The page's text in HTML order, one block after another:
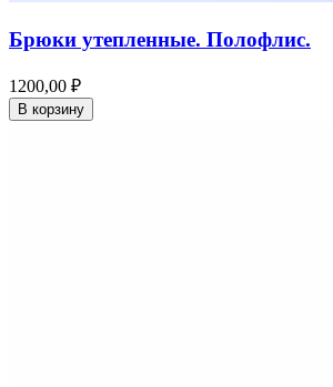
Брюки утепленные. Полофлис.
1200,00 ₽
В корзину